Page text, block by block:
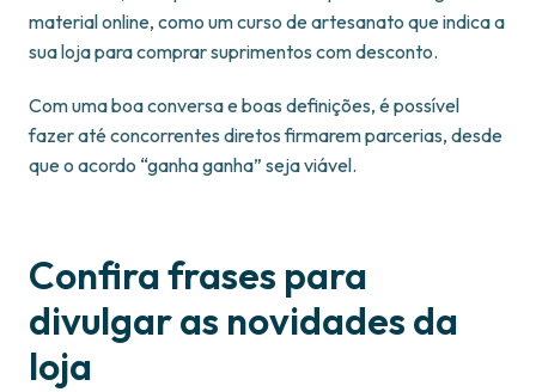
material online, como um curso de artesanato que indica a
sua loja para comprar suprimentos com desconto.
Com uma boa conversa e boas definições, é possível
fazer até concorrentes diretos firmarem parcerias, desde
que o acordo “ganha ganha” seja viável.
Confira frases para
divulgar as novidades da
loja